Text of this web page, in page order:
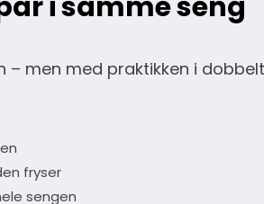
men med praktikken i
fryser
sengen